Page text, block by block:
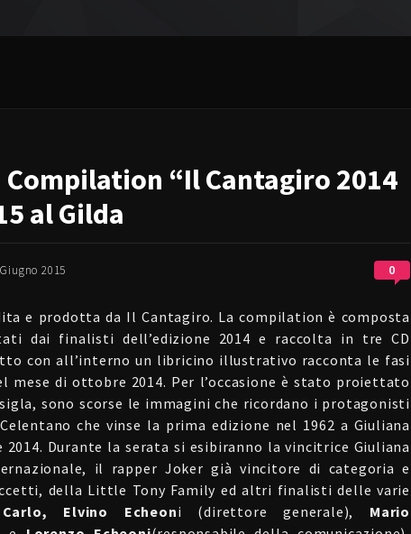
“Il Cantagiro 2014
al Gilda
2015 0
e prodotta da Il Cantagiro. La compilation è composta
dai finalisti dell’edizione 2014 e raccolta in tre CD
con all’interno un libricino illustrativo racconta le fasi
mese di ottobre 2014. Per l’occasione è stato proiettato
sono scorse le immagini che ricordano i protagonisti
che vinse la prima edizione nel 1962 a Giuliana
Durante la serata si esibiranno la vincitrice Giuliana
il rapper Joker già vincitore di categoria e
della Little Tony Family ed altri finalisti delle varie
Elvino Echeoni (direttore generale), Mario